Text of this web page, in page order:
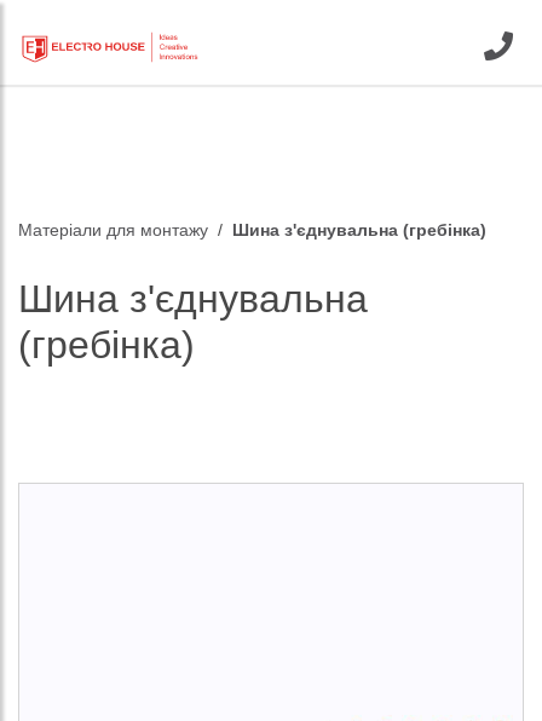
Матеріали для монтажу Шина з'єднувальна (гребінка)
Шина з'єднувальна
(гребінка)